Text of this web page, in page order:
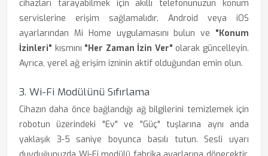
cihazları tarayabilmek için akıllı telefonunuzun konum
servislerine erişim sağlamalıdır. Android veya iOS
ayarlarından Mi Home uygulamasını bulun ve "Konum
İzinleri" kısmını "Her Zaman İzin Ver" olarak güncelleyin.
Ayrıca, yerel ağ erişim izninin aktif olduğundan emin olun.
3. Wi-Fi Modülünü Sıfırlama
Cihazın daha önce bağlandığı ağ bilgilerini temizlemek için
robotun üzerindeki "Ev" ve "Güç" tuşlarına aynı anda
yaklaşık 3-5 saniye boyunca basılı tutun. Sesli uyarı